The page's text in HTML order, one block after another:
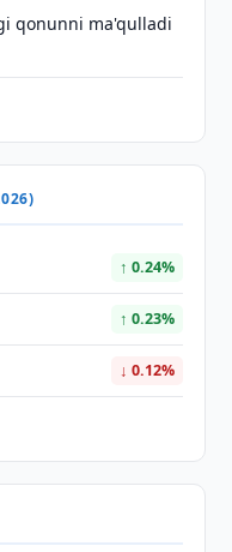
qonunni ma'qulladi
↑ 0.24%
↑ 0.23%
↓ 0.12%